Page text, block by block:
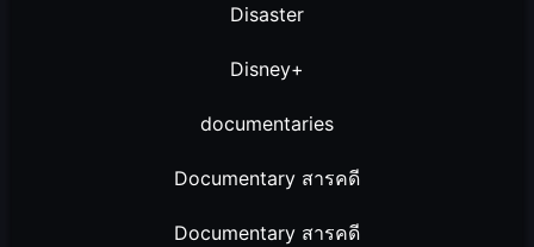
Disaster
Disney+
documentaries
Documentary สารคดี
Documentary สารคดี